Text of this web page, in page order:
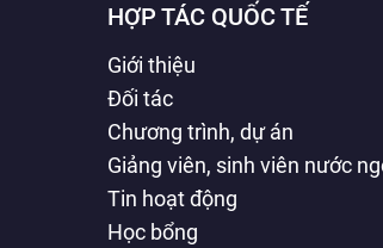
HỢP TÁC QUỐC TẾ
Giới thiệu
Đối tác
Chương trình, dự án
Giảng viên, sinh viên nước
Tin hoạt động
Học bổng